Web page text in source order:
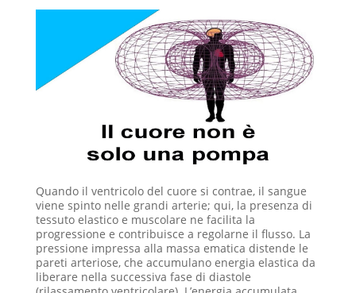
Quando il ventricolo del cuore si contrae, il sangue
viene spinto nelle grandi arterie; qui, la presenza di
tessuto elastico e muscolare ne facilita la
progressione e contribuisce a regolarne il flusso. La
pressione impressa alla massa ematica distende le
pareti arteriose, che accumulano energia elastica da
liberare nella successiva fase di diastole